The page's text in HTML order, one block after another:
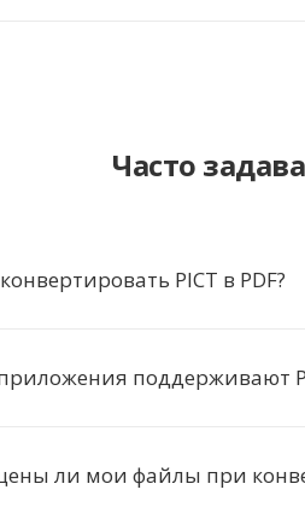
Часто
PICT в PDF?
поддерживают
ли мои файлы при